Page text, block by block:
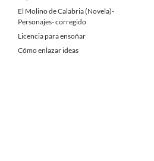
El Molino de Calabria (Novela)-
Personajes- corregido
Licencia para ensoñar
Cómo enlazar ideas